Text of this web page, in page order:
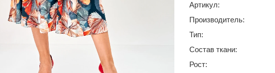
Артикул:
Производитель:
Тип:
Состав ткани:
Рост: